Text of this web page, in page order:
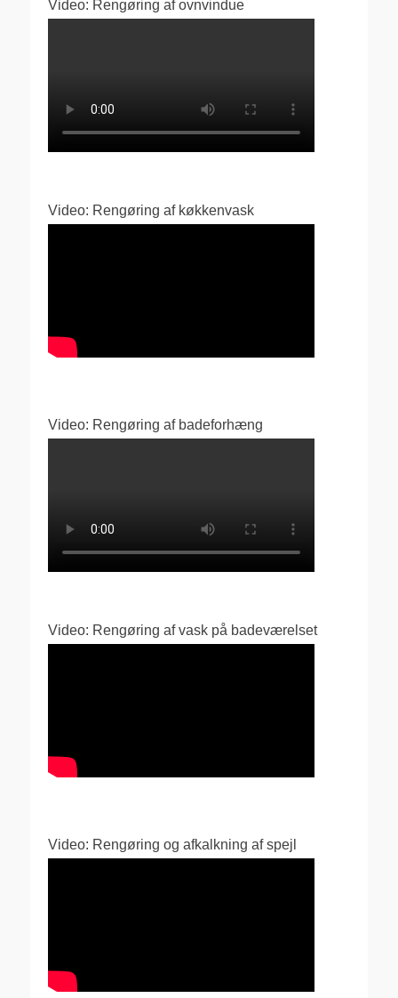
Video: Rengøring af ovnvindue
Video: Rengøring af køkkenvask
Video: Rengøring af badeforhæng
Video: Rengøring af vask på badeværelset
Video: Rengøring og afkalkning af spejl